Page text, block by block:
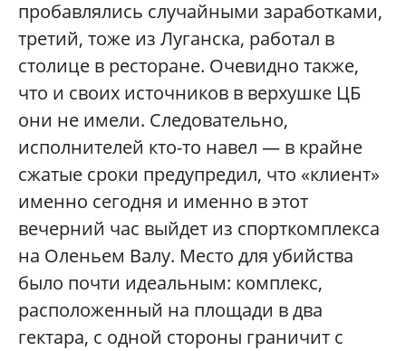
пробавлялись случайными заработками,
третий, тоже из Луганска, работал в
столице в ресторане. Очевидно также,
что и своих источников в верхушке ЦБ
они не имели. Следовательно,
исполнителей кто-то навел — в крайне
сжатые сроки предупредил, что «клиент»
именно сегодня и именно в этот
вечерний час выйдет из спорткомплекса
на Оленьем Валу. Место для убийства
было почти идеальным: комплекс,
расположенный на площади в два
гектара, с одной стороны граничит с